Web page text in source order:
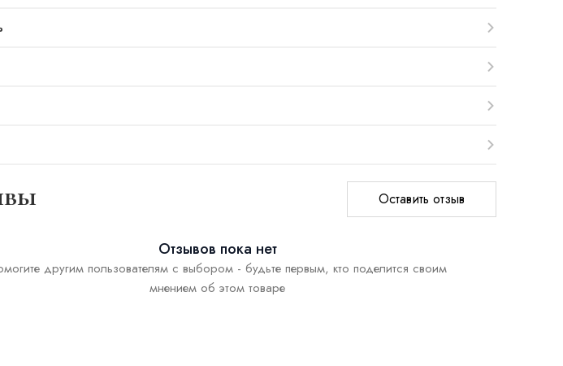
Оставить отзыв
Отзывов пока нет
другим пользователям с выбором - будьте первым, кто поделится своим
мнением об этом товаре